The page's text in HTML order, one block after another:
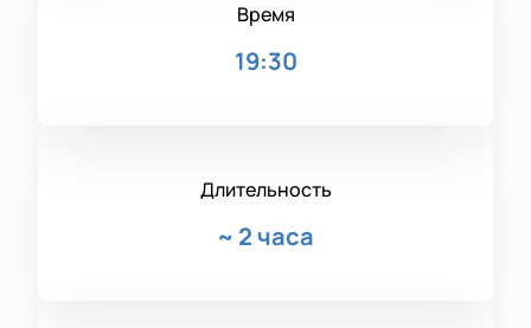
Время
19:30
Длительность
~ 2 часа